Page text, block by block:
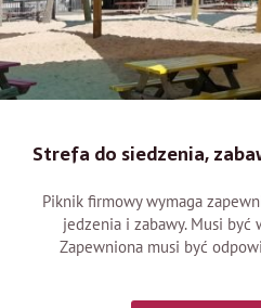
Strefa do siedzenia,
Piknik firmowy wymaga
jedzenia i zabawy. Musi
Zapewniona musi być